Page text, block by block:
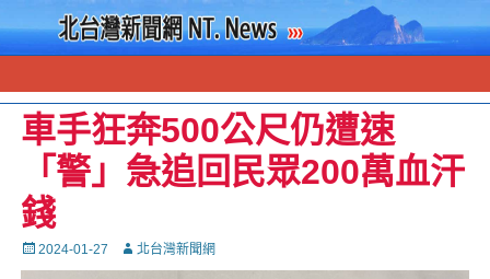
車手狂奔500公尺仍遭速
「警」急追回民眾200萬血汗
錢
Posted
on
2024-01-27 Autor北台灣新聞網